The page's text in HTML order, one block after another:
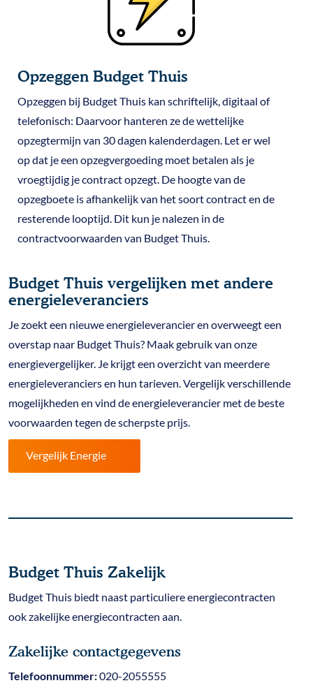
Opzeggen Budget Thuis
Opzeggen bij Budget Thuis kan schriftelijk, digitaal of
telefonisch: Daarvoor hanteren ze de wettelijke
opzegtermijn van 30 dagen kalenderdagen. Let er wel
op dat je een opzegvergoeding moet betalen als je
vroegtijdig je contract opzegt. De hoogte van de
opzegboete is afhankelijk van het soort contract en de
resterende looptijd. Dit kun je nalezen in de
contractvoorwaarden van Budget Thuis.
Budget Thuis vergelijken met andere
energieleveranciers
Je zoekt een nieuwe energieleverancier en overweegt een
overstap naar Budget Thuis? Maak gebruik van onze
energievergelijker. Je krijgt een overzicht van meerdere
energieleveranciers en hun tarieven. Vergelijk verschillende
mogelijkheden en vind de energieleverancier met de beste
voorwaarden tegen de scherpste prijs.
Vergelijk Energie
Budget Thuis Zakelijk
Budget Thuis biedt naast particuliere energiecontracten
ook zakelijke energiecontracten aan.
Zakelijke contactgegevens
Telefoonnummer:020-2055555